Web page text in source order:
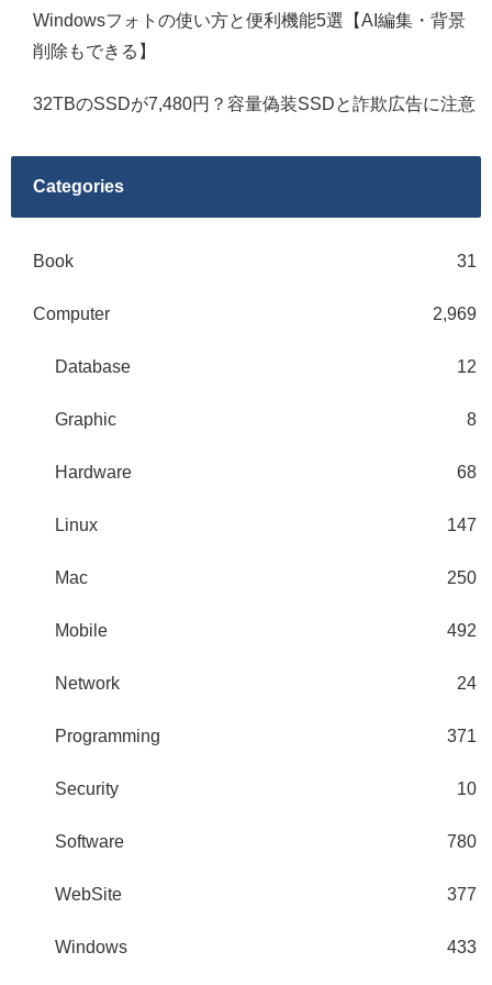
Windowsフォトの使い方と便利機能5選【AI編集・背景
削除もできる】
32TBのSSDが7,480円？容量偽装SSDと詐欺広告に注意
Categories
Book 31
Computer 2,969
Database 12
Graphic 8
Hardware 68
Linux 147
Mac 250
Mobile 492
Network 24
Programming 371
Security 10
Software 780
WebSite 377
Windows 433